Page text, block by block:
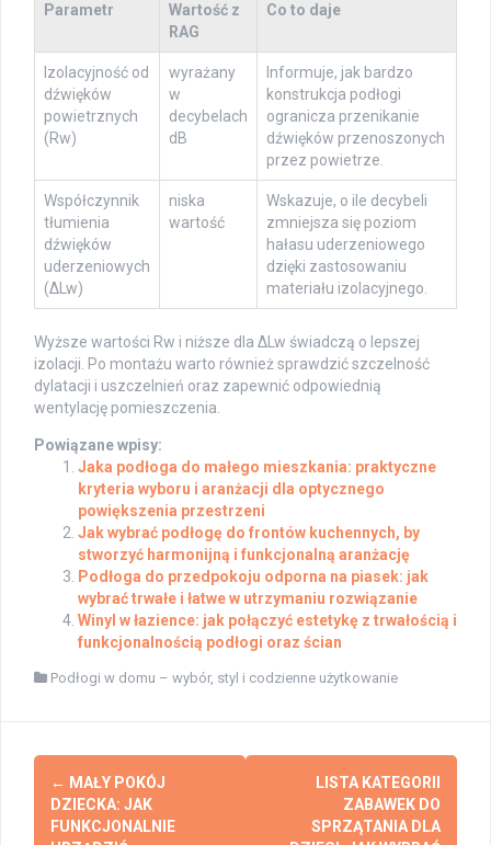
Parametr
Wartość z
RAG
Co to daje
Izolacyjność od
dźwięków
powietrznych
(Rw)
wyrażany
w
decybelach
dB
Informuje, jak bardzo
konstrukcja podłogi
ogranicza przenikanie
dźwięków przenoszonych
przez powietrze.
Współczynnik
tłumienia
dźwięków
uderzeniowych
(ΔLw)
niska
wartość
Wskazuje, o ile decybeli
zmniejsza się poziom
hałasu uderzeniowego
dzięki zastosowaniu
materiału izolacyjnego.
Wyższe wartości Rw i niższe dla ΔLw świadczą o lepszej
izolacji. Po montażu warto również sprawdzić szczelność
dylatacji i uszczelnień oraz zapewnić odpowiednią
wentylację pomieszczenia.
Powiązane wpisy:
Jaka podłoga do małego mieszkania: praktyczne
kryteria wyboru i aranżacji dla optycznego
powiększenia przestrzeni
Jak wybrać podłogę do frontów kuchennych, by
stworzyć harmonijną i funkcjonalną aranżację
Podłoga do przedpokoju odporna na piasek: jak
wybrać trwałe i łatwe w utrzymaniu rozwiązanie
Winyl w łazience: jak połączyć estetykę z trwałością i
funkcjonalnością podłogi oraz ścian
Podłogi w domu – wybór, styl i codzienne użytkowanie
Post
navigation
← MAŁY POKÓJ
DZIECKA: JAK
FUNKCJONALNIE
LISTA KATEGORII
ZABAWEK DO
SPRZĄTANIA DLA